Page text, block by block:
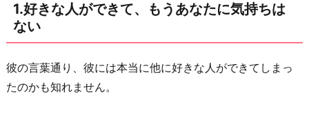
は
な
い
2.
実
1.好きな人ができて、もうあなたに気持ちは
ない
彼の言葉通り、彼には本当に他に好きな人ができてしまっ
たのかも知れません。